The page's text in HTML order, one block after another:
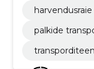
harvendusraie
palkide